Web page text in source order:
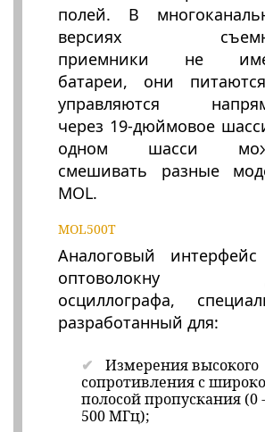
полей. В
версиях
приемники не
батареи, они
управляются
через 19-дюймовое
одном шасси
смешивать разные
MOL.
MOL500T
Аналоговый
оптоволокну
осциллографа,
разработанный для:
Измерения высокого
сопротивления с
полосой пропускания (0 -
500 МГц);